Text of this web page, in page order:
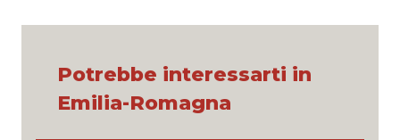
Ulcera & Reflusso
Vaccini
Potrebbe interessarti in
Emilia-Romagna